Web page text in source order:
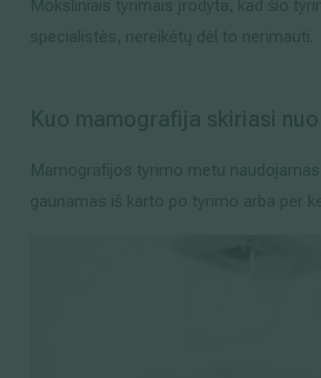
Moksliniais tyrimais įrodyta, kad šio
specialistės, nereikėtų dėl to nerimauti.
Kuo mamografija skiriasi
Mamografijos tyrimo metu
gaunamas iš karto po tyrimo arba per